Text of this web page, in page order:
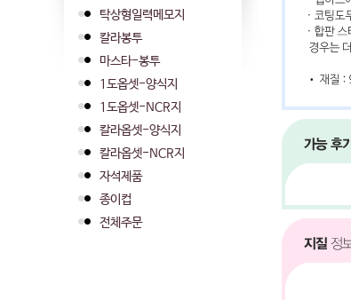
탁상형일력메모지
칼라봉투
마스타-봉투
1도옵셋-양식지
1도옵셋-NCR지
칼라옵셋-양식지
칼라옵셋-NCR지
자석제품
종이컵
전체주문